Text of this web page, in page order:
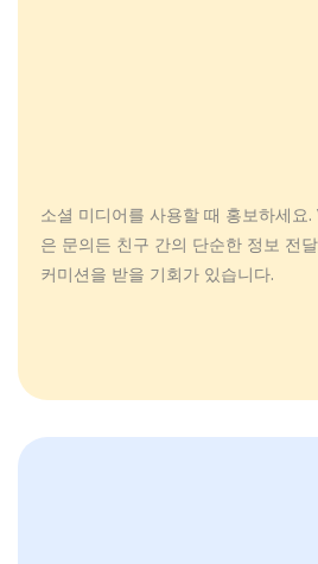
소셜 미디어를 사용할 때 홍보하세요
은 문의든 친구 간의 단순한 정보 전
커미션을 받을 기회가 있습니다.